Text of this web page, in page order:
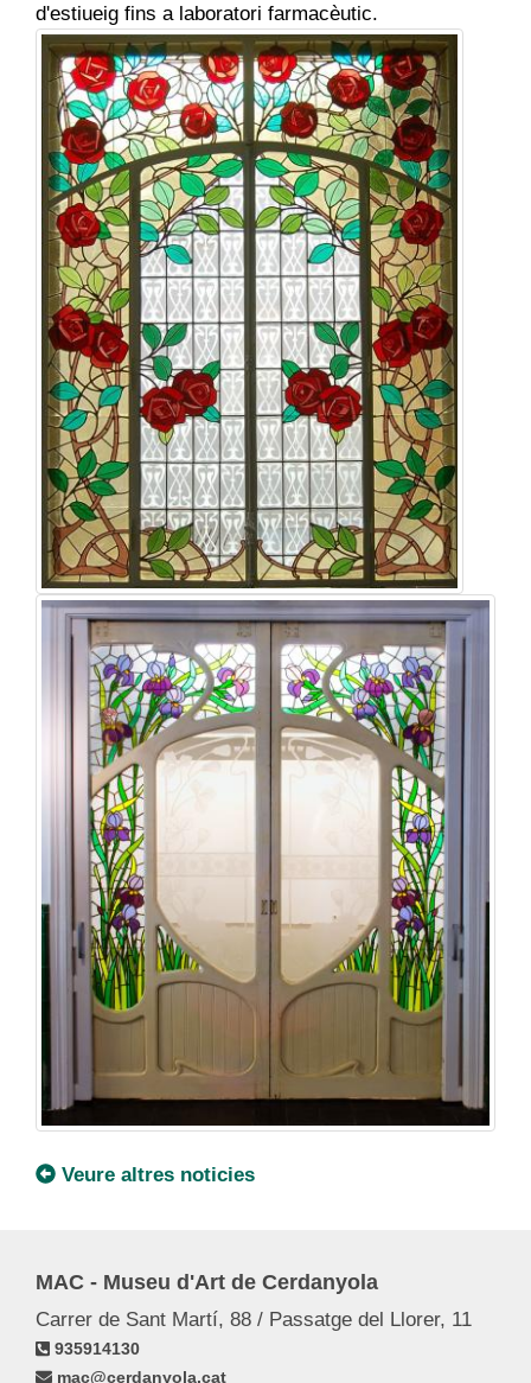
d'estiueig fins a laboratori farmacèutic.
Veure altres noticies
MAC - Museu d'Art de Cerdanyola
Carrer de Sant Martí, 88 / Passatge del Llorer, 11
935914130
mac@cerdanyola.cat